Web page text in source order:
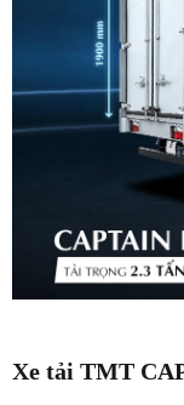
Xe tải TMT